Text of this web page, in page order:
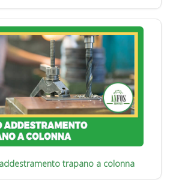
trapano a colonna